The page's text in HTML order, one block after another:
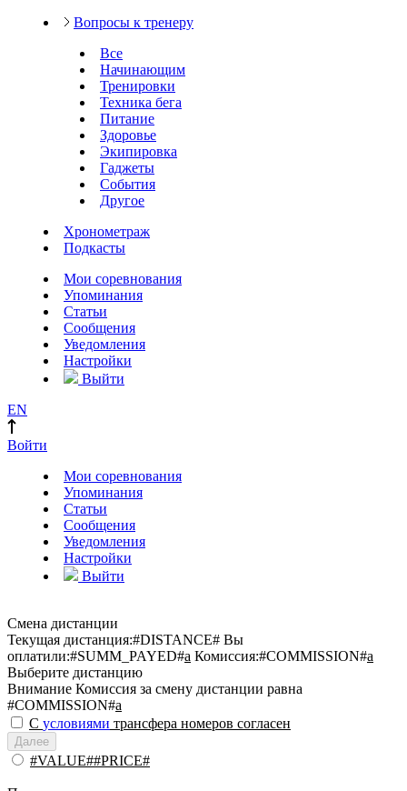
Вопросы к тренеру
Все
Начинающим
Тренировки
Техника бега
Питание
Здоровье
Экипировка
Гаджеты
События
Другое
Хронометраж
Подкасты
Мои соревнования
Упоминания
Статьи
Сообщения
Уведомления
Настройки
Выйти
EN
Войти
Мои соревнования
Упоминания
Статьи
Сообщения
Уведомления
Настройки
Выйти
Смена дистанции
Текущая дистанция:#DISTANCE# Вы
оплатили:#SUMM_PAYED#a Комиссия:#COMMISSION#a
Выберите дистанцию
Внимание Комиссия за смену дистанции равна
#COMMISSION#a
С условиями трансфера номеров согласен
Далее
#VALUE##PRICE#